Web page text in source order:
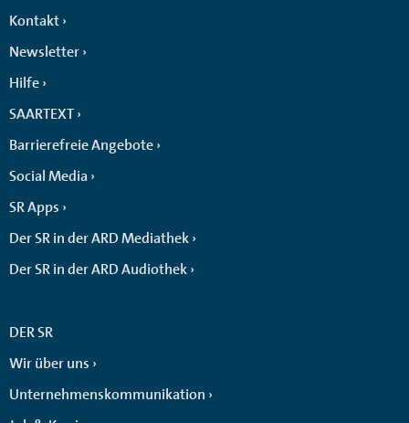
Kontakt
Newsletter
Hilfe
SAARTEXT
Barrierefreie Angebote
Social Media
SR Apps
Der SR in der ARD Mediathek
Der SR in der ARD Audiothek
DER SR
Wir über uns
Unternehmenskommunikation